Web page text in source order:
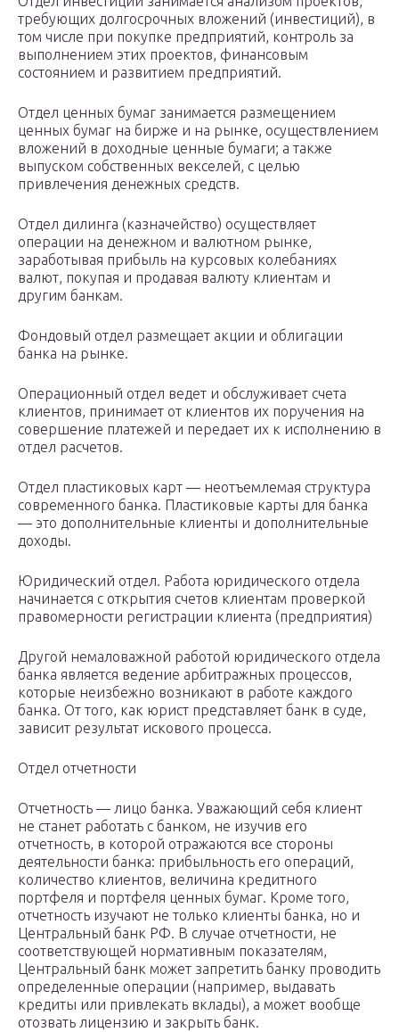
требующих долгосрочных вложений (инвестиций), в
том числе при покупке предприятий, контроль за
выполнением этих проектов, финансовым
состоянием и развитием предприятий.
Отдел ценных бумаг занимается размещением
ценных бумаг на бирже и на рынке, осуществлением
вложений в доходные ценные бумаги; а также
выпуском собственных векселей, с целью
привлечения денежных средств.
Отдел дилинга (казначейство) осуществляет
операции на денежном и валютном рынке,
заработывая прибыль на курсовых колебаниях
валют, покупая и продавая валюту клиентам и
другим банкам.
Фондовый отдел размещает акции и облигации
банка на рынке.
Операционный отдел ведет и обслуживает счета
клиентов, принимает от клиентов их поручения на
совершение платежей и передает их к исполнению в
отдел расчетов.
Отдел пластиковых карт — неотъемлемая структура
современного банка. Пластиковые карты для банка
— это дополнительные клиенты и дополнительные
доходы.
Юридический отдел. Работа юридического отдела
начинается с открытия счетов клиентам проверкой
правомерности регистрации клиента (предприятия)
Другой немаловажной работой юридического отдела
банка является ведение арбитражных процессов,
которые неизбежно возникают в работе каждого
банка. От того, как юрист представляет банк в суде,
зависит результат искового процесса.
Отдел отчетности
Отчетность — лицо банка. Уважающий себя клиент
не станет работать с банком, не изучив его
отчетность, в которой отражаются все стороны
деятельности банка: прибыльность его операций,
количество клиентов, величина кредитного
портфеля и портфеля ценных бумаг. Кроме того,
отчетность изучают не только клиенты банка, но и
Центральный банк РФ. В случае отчетности, не
соответствующей нормативным показателям,
Центральный банк может запретить банку проводить
определенные операции (например, выдавать
кредиты или привлекать вклады), а может вообще
отозвать лицензию и закрыть банк.